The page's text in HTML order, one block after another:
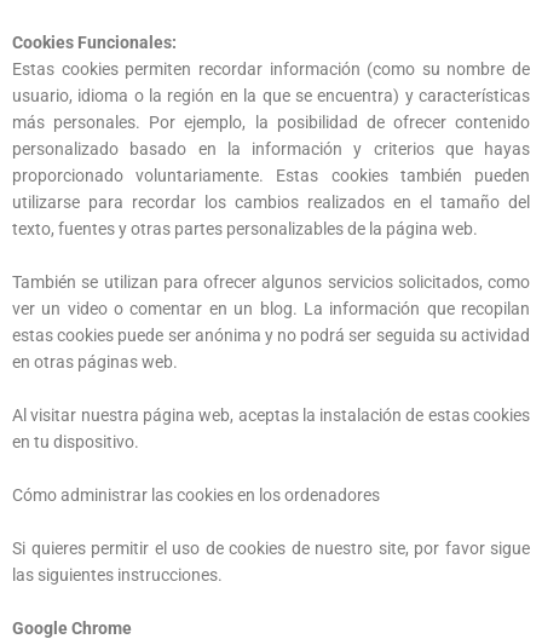
Cookies Funcionales:
Estas cookies permiten recordar información (como su nombre de
usuario, idioma o la región en la que se encuentra) y características
más personales. Por ejemplo, la posibilidad de ofrecer contenido
personalizado basado en la información y criterios que hayas
proporcionado voluntariamente. Estas cookies también pueden
utilizarse para recordar los cambios realizados en el tamaño del
texto, fuentes y otras partes personalizables de la página web.
También se utilizan para ofrecer algunos servicios solicitados, como
ver un video o comentar en un blog. La información que recopilan
estas cookies puede ser anónima y no podrá ser seguida su actividad
en otras páginas web.
Al visitar nuestra página web, aceptas la instalación de estas cookies
en tu dispositivo.
Cómo administrar las cookies en los ordenadores
Si quieres permitir el uso de cookies de nuestro site, por favor sigue
las siguientes instrucciones.
Google Chrome